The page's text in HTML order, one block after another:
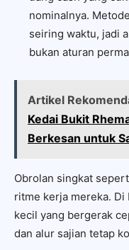
nominalnya.
seiring waktu, jadi
bukan aturan
Artikel
Kedai Bukit
Berkesan untuk
Obrolan singkat
ritme kerja mereka. Di
kecil yang bergerak
dan alur sajian tetap